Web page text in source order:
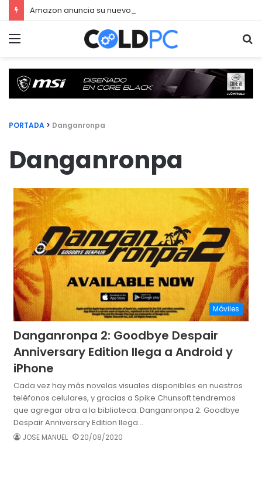
Menú
PORTADA > Danganronpa
Danganronpa
Móviles
Danganronpa 2: Goodbye Despair
Anniversary Edition llega a Android y
iPhone
Cada vez hay más novelas visuales disponibles en nuestros
teléfonos celulares, y gracias a Spike Chunsoft tendremos
que agregar otra a la biblioteca. Danganronpa 2: Goodbye
Despair Anniversary Edition llega…
JOSE MANUEL 20/08/2020